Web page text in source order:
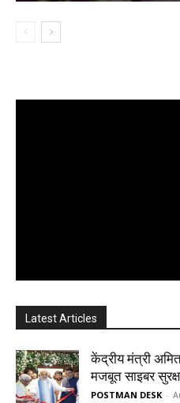
Latest Articles
केंद्रीय मंत्री
मजबूत साइबर
POSTMAN DESK -